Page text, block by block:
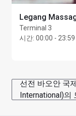
Legang
Terminal 3
시간: 00:00 - 23:59
선전 바오안 국
International)의